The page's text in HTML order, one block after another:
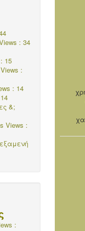
: 34
15
:
: 14
&;
Views :
: